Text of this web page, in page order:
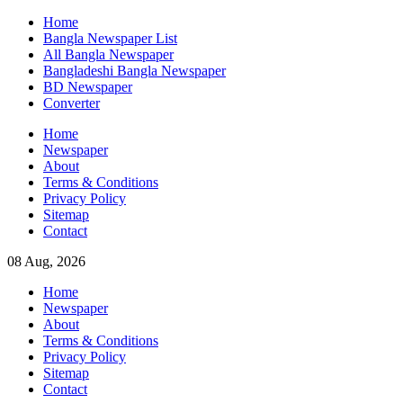
Skip
content
Home
Bangla Newspaper List
All Bangla Newspaper
Bangladeshi Bangla Newspaper
BD Newspaper
Converter
Home
Newspaper
About
Terms & Conditions
Privacy Policy
Sitemap
Contact
08 Aug, 2026
Home
Newspaper
About
Terms & Conditions
Privacy Policy
Sitemap
Contact